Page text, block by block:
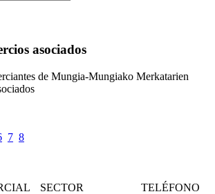
asociados
de Mungia-Mungiako Merkatarien
7 8
SECTOR
TELÉFONO